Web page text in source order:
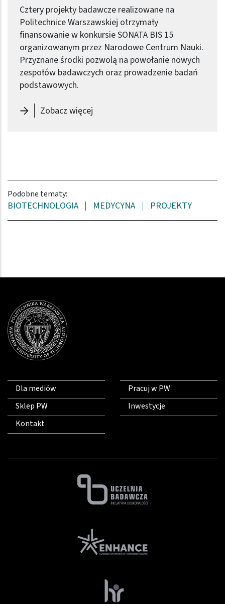
Cztery projekty badawcze realizowane na
Politechnice Warszawskiej otrzymały
finansowanie w konkursie SONATA BIS 15
organizowanym przez Narodowe Centrum Nauki.
Przyznane środki pozwolą na powołanie nowych
zespołów badawczych oraz prowadzenie badań
podstawowych.
Zobacz więcej-
Podobne tematy:
BIOTECHNOLOGIA MEDYCYNA PROJEKTY
Dla mediów
Sklep PW
Kontakt
Pracuj w PW
Inwestycje